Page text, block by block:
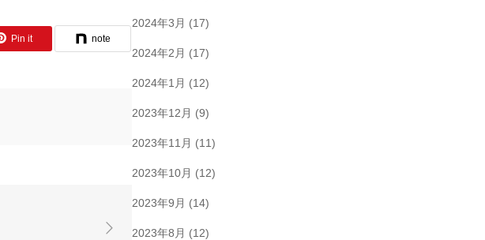
Pin it note
2024年3月 (17)
2024年2月 (17)
2024年1月 (12)
2023年12月 (9)
2023年11月 (11)
2023年10月 (12)
2023年9月 (14)
2023年8月 (12)